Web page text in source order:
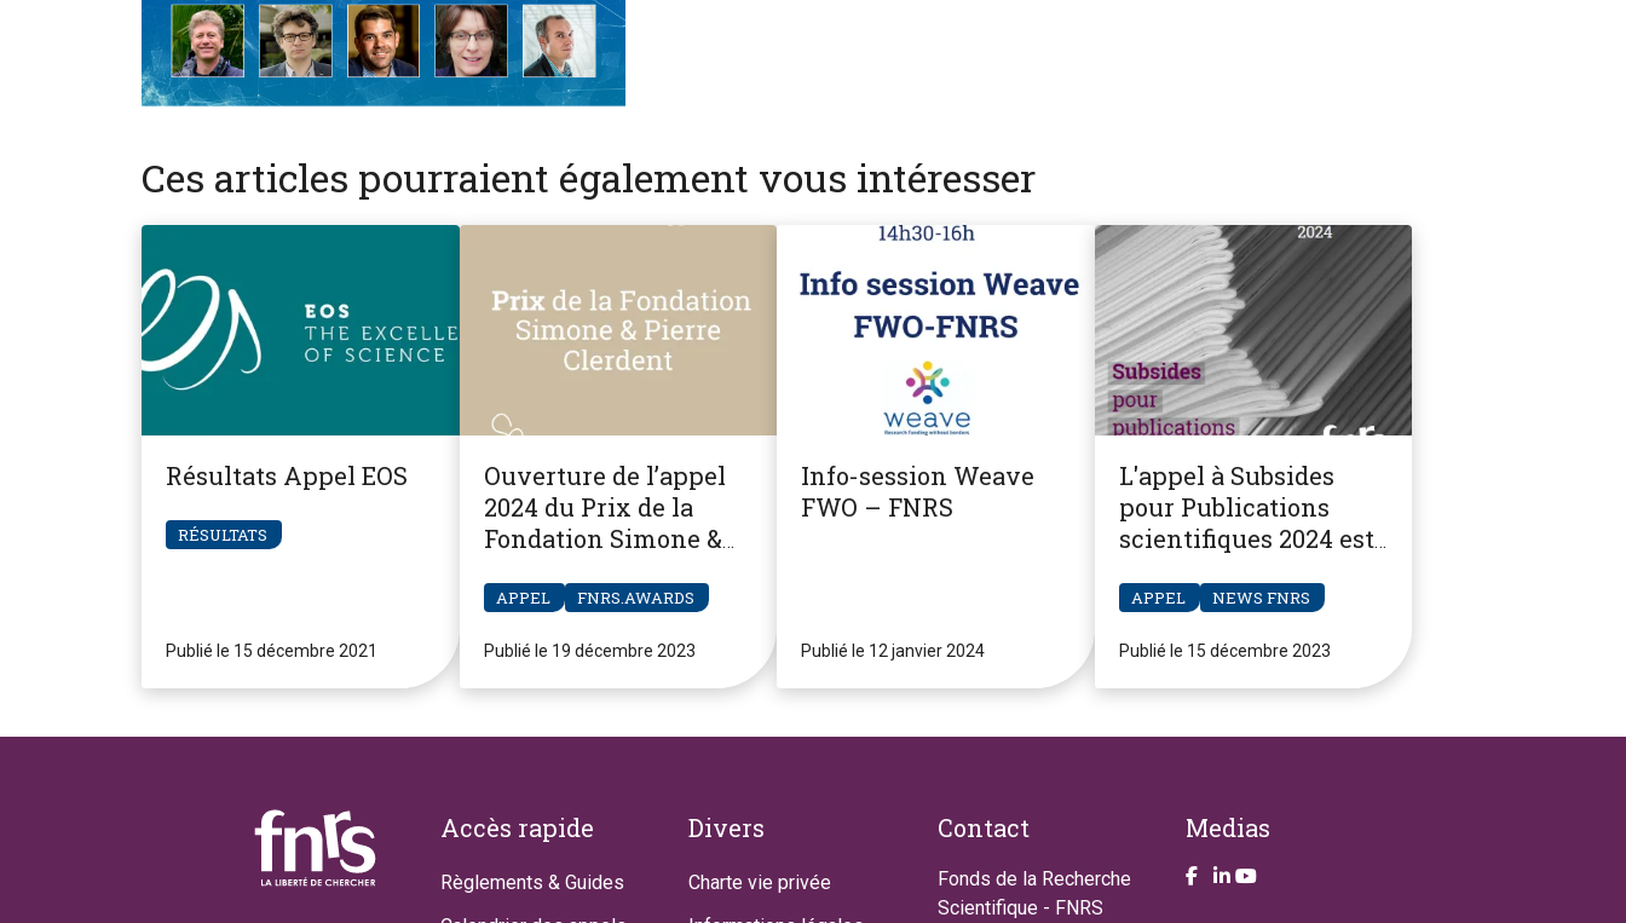
Ces articles pourraient également vous intéresser
Résultats Appel EOS
RÉSULTATS
Publié le 15 décembre 2021
Ouverture de l’appel
2024 du Prix de la
Fondation Simone &
APPEL FNRS.AWARDS
Publié le 19 décembre 2023
Info-session Weave
FWO – FNRS
Publié le 12 janvier 2024
L'appel à Subsides
pour Publications
scientifiques 2024 est
APPEL NEWS FNRS
Publié le 15 décembre 2023
Footer
Accès rapide
Règlements & Guides
Divers
Charte vie privée
Contact
Fonds de la Recherche
Scientifique - FNRS
Medias
Take a look on our facebook page
Take a look on our LinkendIn page